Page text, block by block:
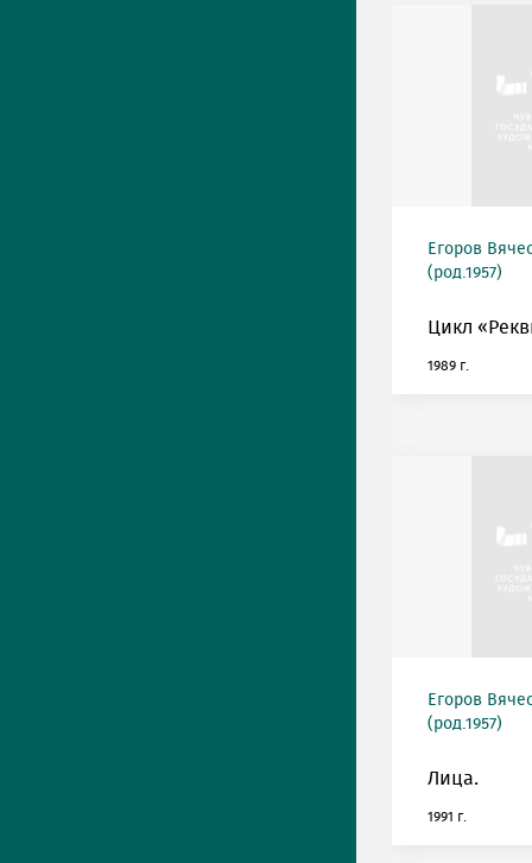
Егоров
(род.1957)
Цикл
1989 г.
Егоров
(род.1957)
Лица.
1991 г.